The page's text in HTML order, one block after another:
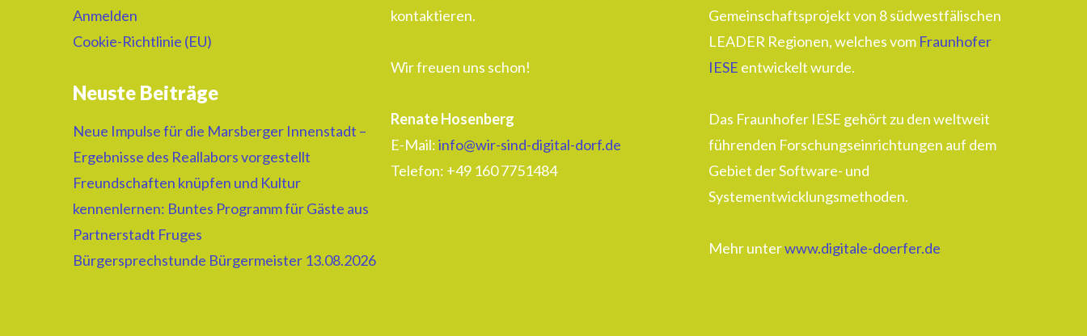
Anmelden
Cookie-Richtlinie (EU)
Neuste Beiträge
Neue Impulse für die Marsberger Innenstadt –
Ergebnisse des Reallabors vorgestellt
Freundschaften knüpfen und Kultur
kennenlernen: Buntes Programm für Gäste aus
Partnerstadt Fruges
Bürgersprechstunde Bürgermeister 13.08.2026
kontaktieren.
Wir freuen uns schon!
Renate Hosenberg
E-Mail:info@wir-sind-digital-dorf.de
Telefon: ‭+49 160 7751484‬
Gemeinschaftsprojekt von 8 südwestfälischen
LEADER Regionen, welches vom Fraunhofer
IESE entwickelt wurde.
Das Fraunhofer IESE gehört zu den weltweit
führenden Forschungseinrichtungen auf dem
Gebiet der Software- und
Systementwicklungsmethoden.
Mehr unterwww.digitale-doerfer.de